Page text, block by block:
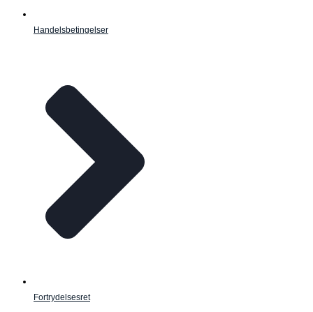
Handelsbetingelser
Fortrydelsesret